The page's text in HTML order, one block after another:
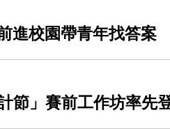
進校園帶青年找答案
節」賽前工作坊率先